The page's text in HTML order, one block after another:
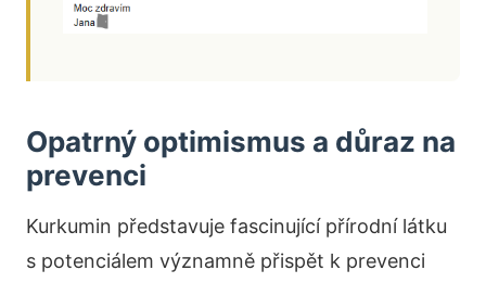
Opatrný optimismus a důraz na
prevenci
Kurkumin představuje fascinující přírodní látku
s potenciálem významně přispět k prevenci